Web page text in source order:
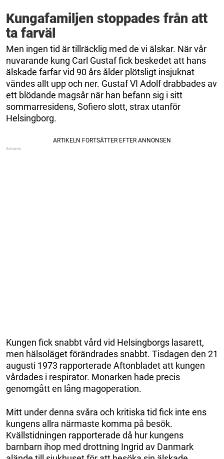
Kungafamiljen stoppades från att
ta farväl
Men ingen tid är tillräcklig med de vi älskar. När vår
nuvarande kung Carl Gustaf fick beskedet att hans
älskade farfar vid 90 års ålder plötsligt insjuknat
vändes allt upp och ner. Gustaf VI Adolf drabbades av
ett blödande magsår när han befann sig i sitt
sommarresidens, Sofiero slott, strax utanför
Helsingborg.
Kungen fick snabbt vård vid Helsingborgs lasarett,
men hälsoläget förändrades snabbt. Tisdagen den 21
augusti 1973 rapporterade Aftonbladet att kungen
vårdades i respirator. Monarken hade precis
genomgått en lång magoperation.
Mitt under denna svåra och kritiska tid fick inte ens
kungens allra närmaste komma på besök.
Kvällstidningen rapporterade då hur kungens
barnbarn ihop med drottning Ingrid av Danmark